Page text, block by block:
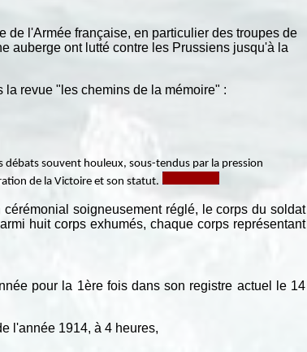
l'Armée française, en particulier des troupes de
auberge ont lutté contre les Prussiens jusqu'à la
revue "les chemins de la mémoire" :
souvent houleux, sous-tendus par la pression
de la Victoire et son statut.
soigneusement réglé, le corps du soldat
huit corps exhumés, chaque corps représentant
pour la 1ère fois dans son registre actuel le 14
l'année 1914, à 4 heures,